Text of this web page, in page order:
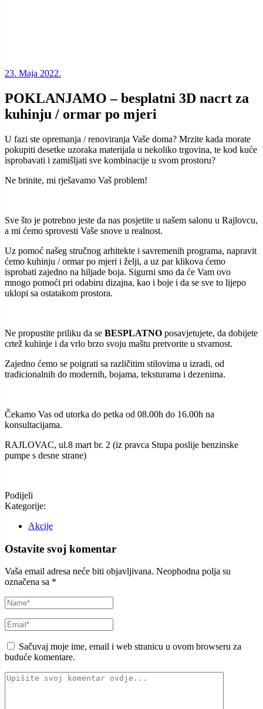
23. Maja 2022.
POKLANJAMO – besplatni 3D nacrt za
kuhinju / ormar po mjeri
U fazi ste opremanja / renoviranja Vaše doma? Mrzite kada morate
pokupiti desetke uzoraka materijala u nekoliko trgovina, te kod kuće
isprobavati i zamišljati sve kombinacije u svom prostoru?
Ne brinite, mi rješavamo Vaš problem!
Sve što je potrebno jeste da nas posjetite u našem salonu u Rajlovcu,
a mi ćemo sprovesti Vaše snove u realnost.
Uz pomoć našeg stručnog arhitekte i savremenih programa, napravit
ćemo kuhinju / ormar po mjeri i želji, a uz par klikova ćemo
isprobati zajedno na hiljade boja. Sigurni smo da će Vam ovo
mnogo pomoći pri odabiru dizajna, kao i boje i da se sve to lijepo
uklopi sa ostatakom prostora.
Ne propustite priliku da se BESPLATNO posavjetujete, da dobijete
crtež kuhinje i da vrlo brzo svoju maštu pretvorite u stvarnost.
Zajedno ćemo se poigrati sa različitim stilovima u izradi, od
tradicionalnih do modernih, bojama, teksturama i dezenima.
Čekamo Vas od utorka do petka od 08.00h do 16.00h na
konsultacijama.
RAJLOVAC, ul.8 mart br. 2 (iz pravca Stupa poslije benzinske
pumpe s desne strane)
Podijeli
Kategorije:
Akcije
Ostavite svoj komentar
Vaša email adresa neće biti objavljivana. Neophodna polja su
označena sa *
Sačuvaj moje ime, email i web stranicu u ovom browseru za
buduće komentare.